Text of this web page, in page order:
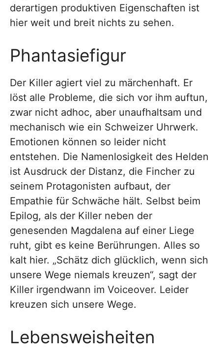
derartigen produktiven Eigenschaften ist
hier weit und breit nichts zu sehen.
Phantasiefigur
Der Killer agiert viel zu märchenhaft. Er
löst alle Probleme, die sich vor ihm auftun,
zwar nicht adhoc, aber unaufhaltsam und
mechanisch wie ein Schweizer Uhrwerk.
Emotionen können so leider nicht
entstehen. Die Namenlosigkeit des Helden
ist Ausdruck der Distanz, die Fincher zu
seinem Protagonisten aufbaut, der
Empathie für Schwäche hält. Selbst beim
Epilog, als der Killer neben der
genesenden Magdalena auf einer Liege
ruht, gibt es keine Berührungen. Alles so
kalt hier. „Schätz dich glücklich, wenn sich
unsere Wege niemals kreuzen“, sagt der
Killer irgendwann im Voiceover. Leider
kreuzen sich unsere Wege.
Lebensweisheiten